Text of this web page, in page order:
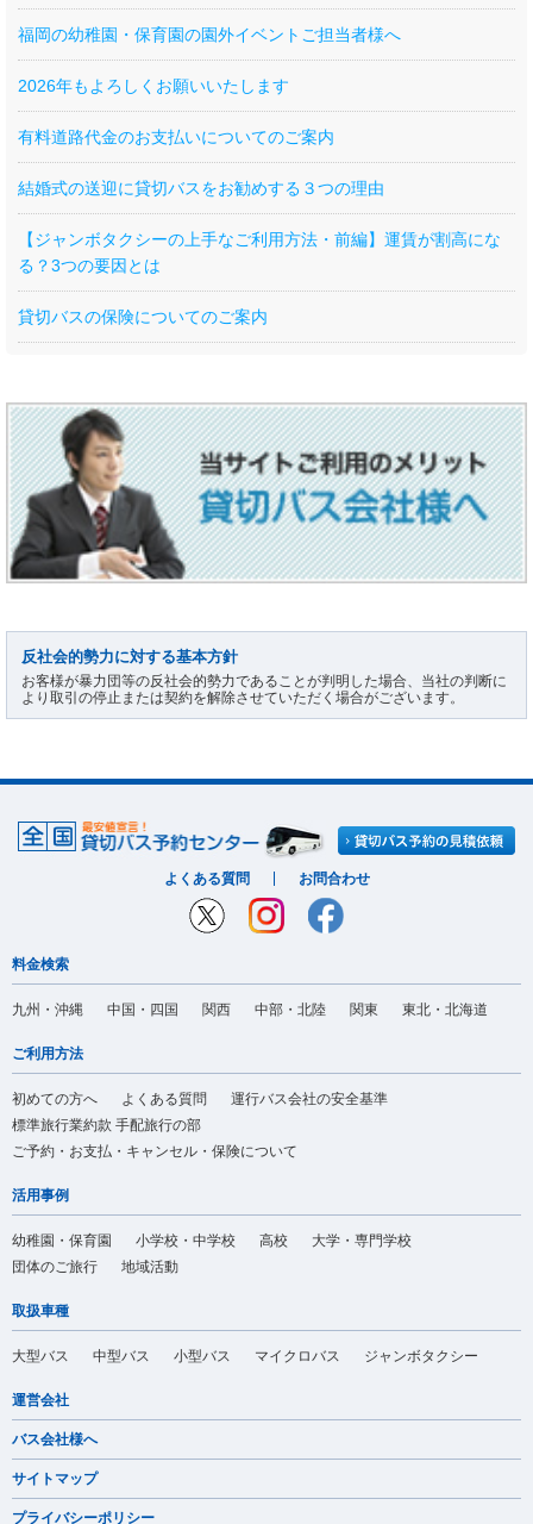
福岡の幼稚園・保育園の園外イベントご担当者様へ
2026年もよろしくお願いいたします
有料道路代金のお支払いについてのご案内
結婚式の送迎に貸切バスをお勧めする３つの理由
【ジャンボタクシーの上手なご利用方法・前編】運賃が割高にな
る？3つの要因とは
貸切バスの保険についてのご案内
反社会的勢力に対する基本方針
お客様が暴力団等の反社会的勢力であることが判明した場合、当社の判断に
より取引の停止または契約を解除させていただく場合がございます。
よくある質問 お問合わせ
料金検索
九州・沖縄 中国・四国 関西 中部・北陸 関東 東北・北海道
ご利用方法
初めての方へ よくある質問
運行バス会社の安全基準
標準旅行業約款 手配旅行の部
ご予約・お支払・キャンセル・保険について
活用事例
幼稚園・保育園 小学校・中学校 高校
大学・専門学校
団体のご旅行
地域活動
取扱車種
大型バス 中型バス 小型バス マイクロバス ジャンボタクシー
運営会社
バス会社様へ
サイトマップ
プライバシーポリシー